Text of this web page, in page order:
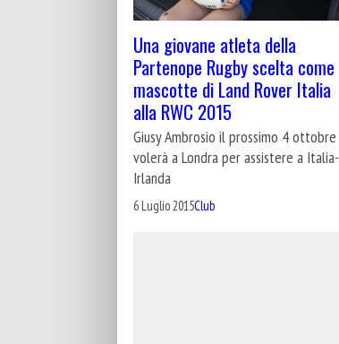
Una giovane atleta della
Partenope Rugby scelta come
mascotte di Land Rover Italia
alla RWC 2015
Giusy Ambrosio il prossimo 4 ottobre
volerà a Londra per assistere a Italia-
Irlanda
6 Luglio 2015Club